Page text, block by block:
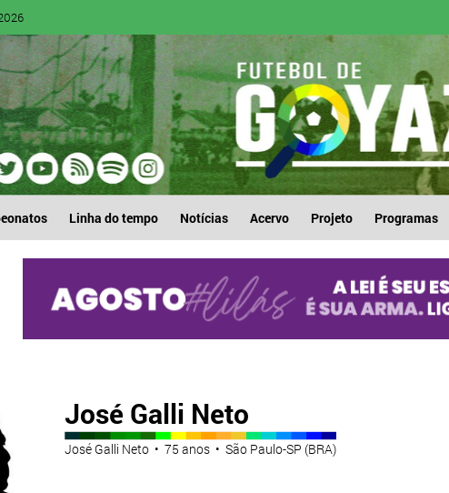
Linha do tempo Notícias Acervo Projeto Programas
José Galli Neto
José Galli Neto • 75 anos • São Paulo-SP (BRA)